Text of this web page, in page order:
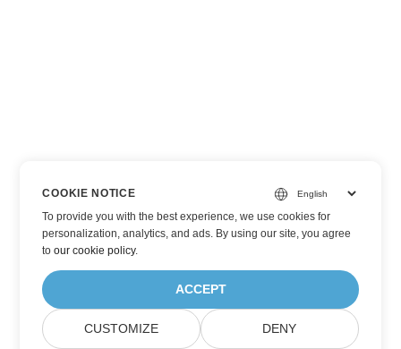
COOKIE NOTICE
To provide you with the best experience, we use cookies for
personalization, analytics, and ads. By using our site, you agree
toour cookie policy.
ACCEPT
CUSTOMIZE DENY